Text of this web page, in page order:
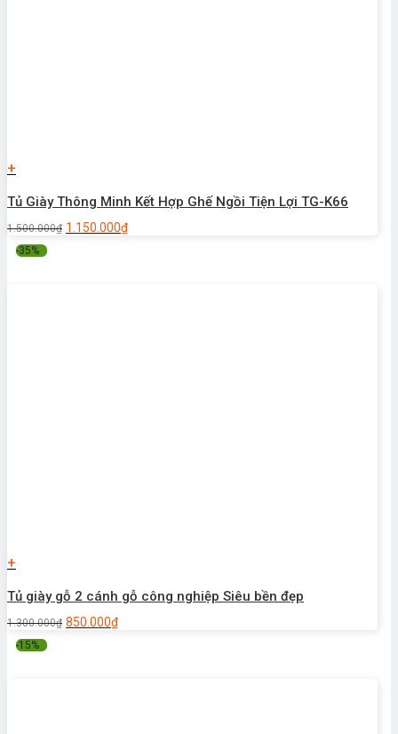
+
Tủ Giày Thông Minh Kết Hợp Ghế Ngồi Tiện Lợi TG-K66
1.500.000₫ 1.150.000₫
-35%
+
Tủ giày gỗ 2 cánh gỗ công nghiệp Siêu bền đẹp
1.300.000₫ 850.000₫
-15%